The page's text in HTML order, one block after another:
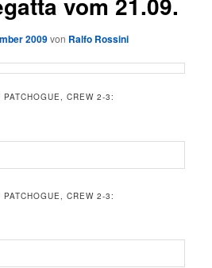
2009von Ralfo Rossini
CREW 2-3:
CREW 2-3: